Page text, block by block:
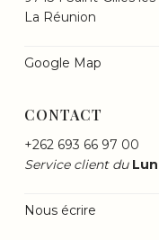
La Réunion
Google Map
CONTACT
+262 693 66 97 00
Service client du
Nous écrire